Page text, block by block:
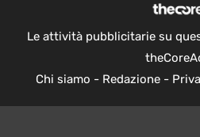
Le attività pubblicitarie su
Chi siamo - Redazione-